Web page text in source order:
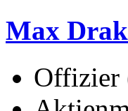
Max
Offizier